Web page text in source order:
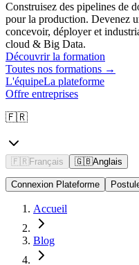
Construisez des pipelines de
pour la production. Devenez
concevoir, déployer et
cloud & Big Data.
Découvrir la formation
Toutes nos formations →
L'équipeLa plateforme
Offre entreprises
🇫🇷
🇫🇷 Français 🇬🇧Anglais
Connexion Plateforme
Accueil
Blog